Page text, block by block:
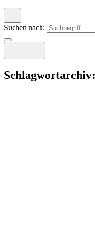
Suchen nach:
Schlagwortarchiv: